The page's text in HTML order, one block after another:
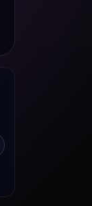
87.9 FM
Sinop, MT